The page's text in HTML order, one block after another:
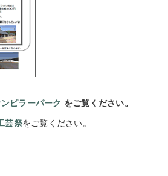
ピラーパーク をご覧ください。
芸祭をご覧ください。